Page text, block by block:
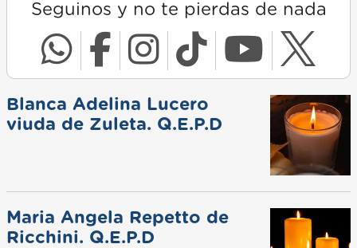
Seguinos y no te pierdas de nada
Blanca Adelina Lucero
viuda de Zuleta. Q.E.P.D
Maria Angela Repetto de
Ricchini. Q.E.P.D